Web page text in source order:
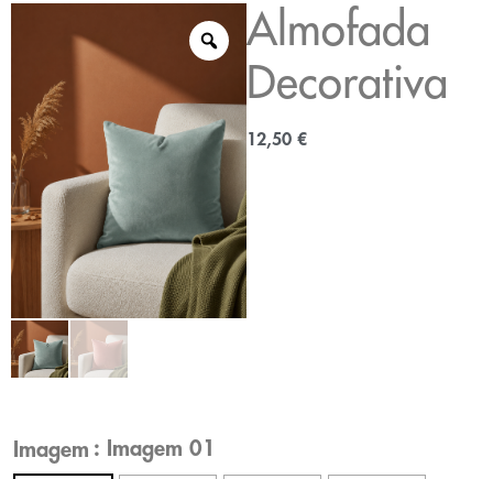
Almofada
Decorativa
12,50 €
Imagem : Imagem 01